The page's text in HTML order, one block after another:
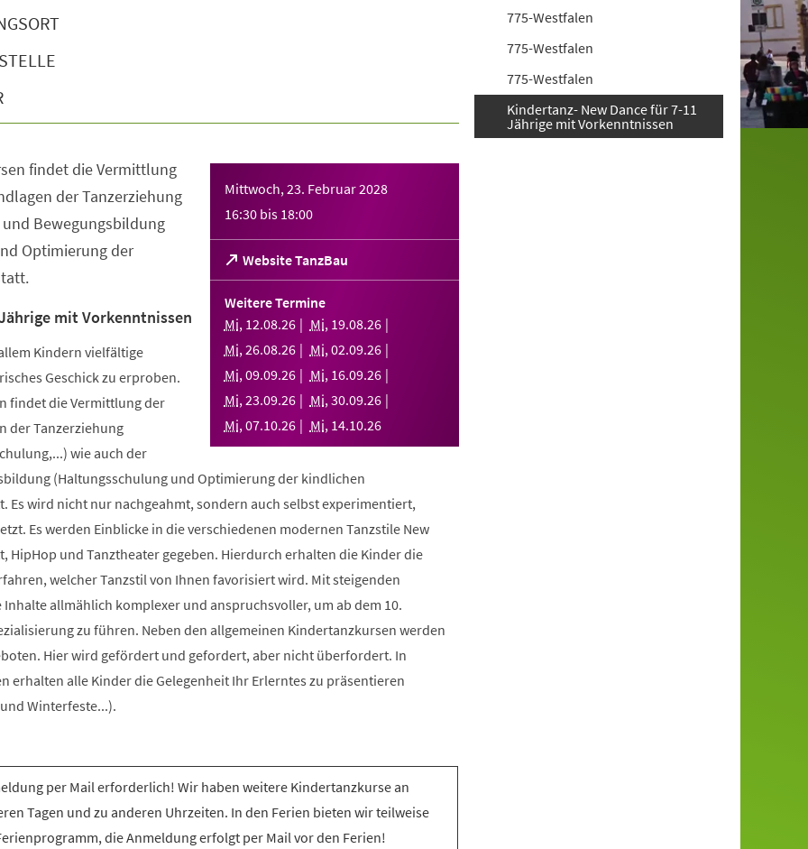
Mittwoch, 23. Februar 2028
16:30 bis 18:00
Website TanzBau
(Öffnet
in
einem
neuen
Tab)
Weitere Termine
Mi, 12.08.26 Mi, 19.08.26
Mi,26.08.26 Mi,02.09.26
Mi,09.09.26 Mi, 16.09.26
Mi,23.09.26 Mi,30.09.26
Mi,07.10.26 Mi, 14.10.26
findet die Vermittlung
der Tanzerziehung
Bewegungsbildung
Optimierung der
mit Vorkenntnissen
Kindern vielfältige
Geschick zu erproben.
findet die Vermittlung der
der Tanzerziehung
wie auch der
(Haltungsschulung und Optimierung der kindlichen
Es wird nicht nur nachgeahmt, sondern auch selbst experimentiert,
Es werden Einblicke in die verschiedenen modernen Tanzstile New
HipHop und Tanztheater gegeben. Hierdurch erhalten die Kinder die
welcher Tanzstil von Ihnen favorisiert wird. Mit steigenden
allmählich komplexer und anspruchsvoller, um ab dem 10.
zu führen. Neben den allgemeinen Kindertanzkursen werden
Hier wird gefördert und gefordert, aber nicht überfordert. In
erhalten alle Kinder die Gelegenheit Ihr Erlerntes zu präsentieren
Winterfeste...).
per Mail erforderlich! Wir haben weitere Kindertanzkurse an
Tagen und zu anderen Uhrzeiten. In den Ferien bieten wir teilweise
die Anmeldung erfolgt per Mail vor den Ferien!
775-Westfalen
775-Westfalen
775-Westfalen
Kindertanz- New Dance für 7-11
Jährige mit Vorkenntnissen